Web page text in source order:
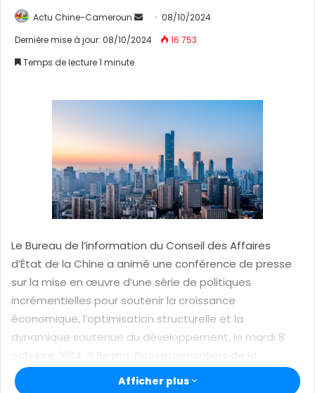
Actu Chine-Cameroun
n
e
c
o
u
r
e
l
08/10/2024
Dernière mise à jour: 08/10/2024
16 753
Temps de lecture 1 minute
Le Bureau de l’information du Conseil des Affaires
d’État de la Chine a animé une conférence de presse
sur la mise en œuvre d’une série de politiques
incrémentielles pour soutenir la croissance
économique, l’optimisation structurelle et la
dynamique soutenue du développement, le mardi 8
octobre 2024, à Beijing. Des responsables de la
Commission nationale du développement et de la
Afficher plus